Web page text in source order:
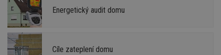
Energetický audit domu
Cíle zateplení domu